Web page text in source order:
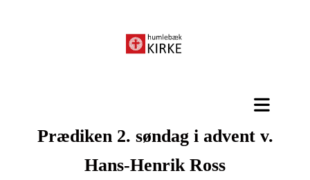
Prædiken 2. søndag i advent v.
Hans-Henrik Ross